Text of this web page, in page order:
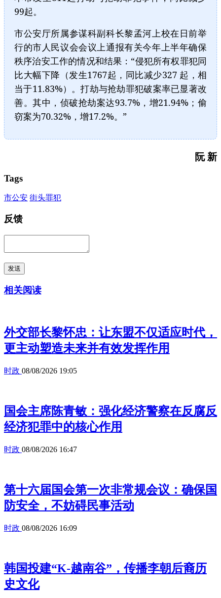
99起。
市公安厅所属参谋科副科长黎孟河上校在日前举
行的市人民议会会议上通报有关今年上半年确保
秩序治安工作的情况和结果：“侵犯所有权罪犯同
比大幅下降（发生1767起，同比减少327 起，相
当于11.83%）。打劫与抢劫罪犯破案率已显著改
善。其中，侦破抢劫案达93.7%，增21.94%；偷
窃案为70.32%，增17.2%。”
阮 新
Tags
市公安 街头罪犯
反馈
发送
相关阅读
外交部长黎怀忠：让东盟不仅适应时代，
更主动塑造未来并有效发挥作用
时政 08/08/2026 19:05
国会主席陈青敏：强化经济警察在反腐反
经济犯罪中的核心作用
时政 08/08/2026 16:47
第十六届国会第一次非常规会议：确保国
防安全，不妨碍民事活动
时政 08/08/2026 16:09
韩国投建“K-越南谷”，传播李朝后裔历
史文化